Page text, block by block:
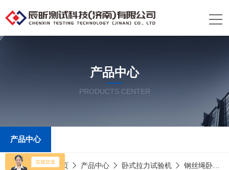
产品中心
PRODUCTS CENTER
产品中心
当前位置：首页 产品中心 卧式拉力试验机 钢丝绳卧式拉力试验机